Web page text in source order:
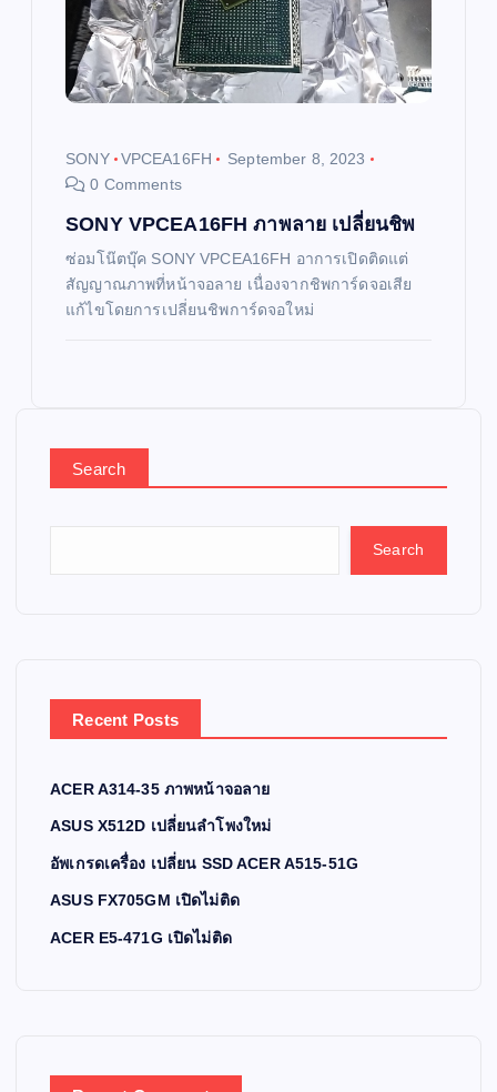
SONY VPCEA16FH
September 8, 2023
0 Comments
SONY VPCEA16FH ภาพลาย เปลี่ยนชิพ
ซ่อมโน๊ตบุ๊ค SONY VPCEA16FH อาการเปิดติดแต่
สัญญาณภาพที่หน้าจอลาย เนื่องจากชิพการ์ดจอเสีย
แก้ไขโดยการเปลี่ยนชิพการ์ดจอใหม่
Search
Search
Recent Posts
ACER A314-35 ภาพหน้าจอลาย
ASUS X512D เปลี่ยนลำโพงใหม่
อัพเกรดเครื่อง เปลี่ยน SSD ACER A515-51G
ASUS FX705GM เปิดไม่ติด
ACER E5-471G เปิดไม่ติด